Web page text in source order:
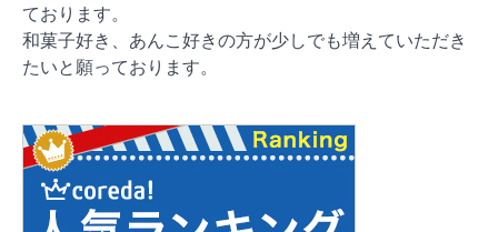
ております。
和菓子好き、あんこ好きの方が少しでも増えていただき
たいと願っております。